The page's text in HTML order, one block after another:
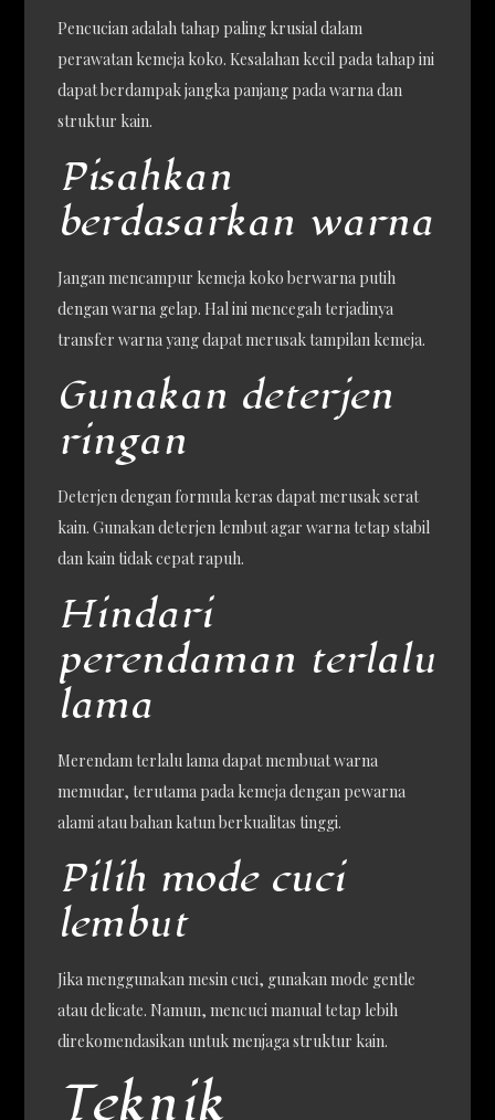
Pencucian adalah tahap paling krusial dalam
perawatan kemeja koko. Kesalahan kecil pada tahap ini
dapat berdampak jangka panjang pada warna dan
struktur kain.
Pisahkan
berdasarkan warna
Jangan mencampur kemeja koko berwarna putih
dengan warna gelap. Hal ini mencegah terjadinya
transfer warna yang dapat merusak tampilan kemeja.
Gunakan deterjen
ringan
Deterjen dengan formula keras dapat merusak serat
kain. Gunakan deterjen lembut agar warna tetap stabil
dan kain tidak cepat rapuh.
Hindari
perendaman terlalu
lama
Merendam terlalu lama dapat membuat warna
memudar, terutama pada kemeja dengan pewarna
alami atau bahan katun berkualitas tinggi.
Pilih mode cuci
lembut
Jika menggunakan mesin cuci, gunakan mode gentle
atau delicate. Namun, mencuci manual tetap lebih
direkomendasikan untuk menjaga struktur kain.
Teknik